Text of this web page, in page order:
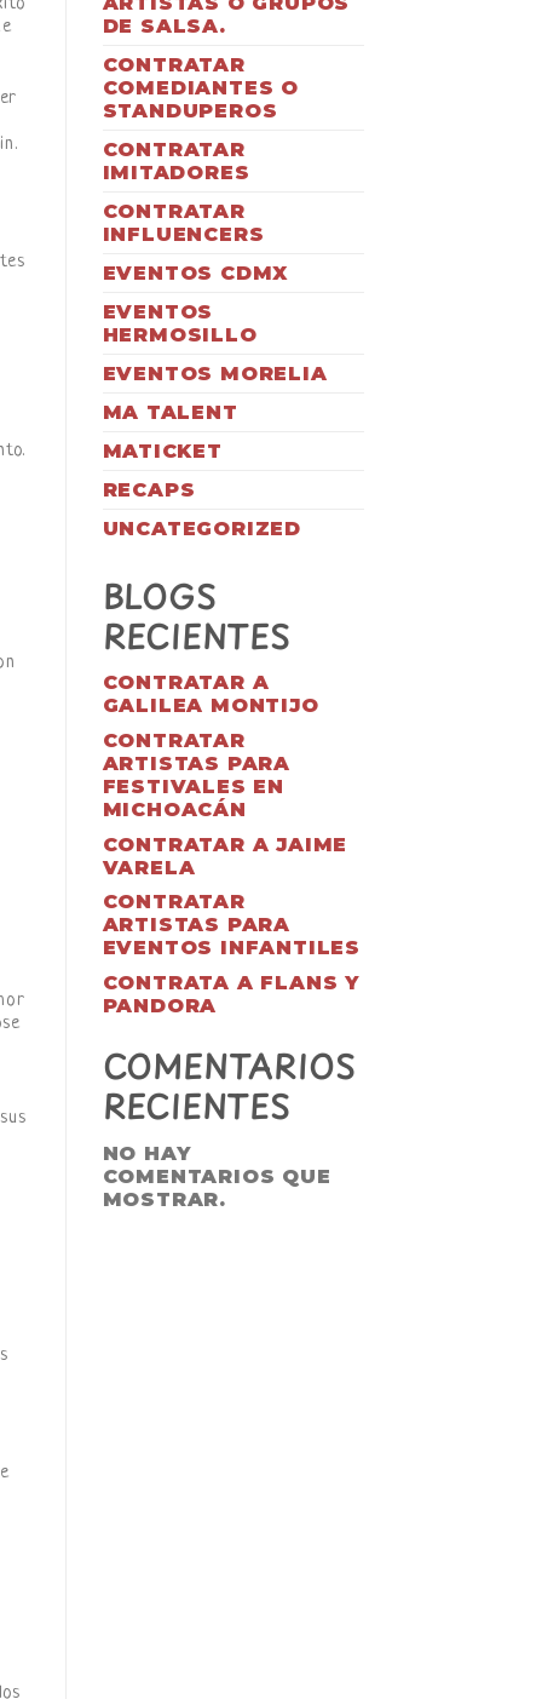
DE SALSA.
CONTRATAR
COMEDIANTES O
STANDUPEROS
CONTRATAR
IMITADORES
CONTRATAR
INFLUENCERS
EVENTOS CDMX
EVENTOS
HERMOSILLO
EVENTOS MORELIA
MA TALENT
MATICKET
RECAPS
UNCATEGORIZED
BLOGS
RECIENTES
CONTRATAR A
GALILEA MONTIJO
CONTRATAR
ARTISTAS PARA
FESTIVALES EN
MICHOACÁN
CONTRATAR A JAIME
VARELA
CONTRATAR
ARTISTAS PARA
EVENTOS INFANTILES
CONTRATA A FLANS Y
PANDORA
COMENTARIOS
RECIENTES
NO HAY
COMENTARIOS QUE
MOSTRAR.